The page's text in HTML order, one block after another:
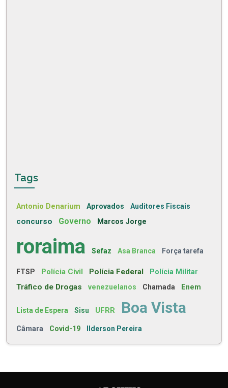
Tags
Antonio Denarium Aprovados Auditores Fiscais
concurso Governo Marcos Jorge
roraima Sefaz Asa Branca Força tarefa
FTSP Polícia Civil Polícia Federal Polícia Militar
Tráfico de Drogas venezuelanos Chamada Enem
Lista de Espera Sisu UFRR Boa Vista
Câmara Covid-19 Ilderson Pereira